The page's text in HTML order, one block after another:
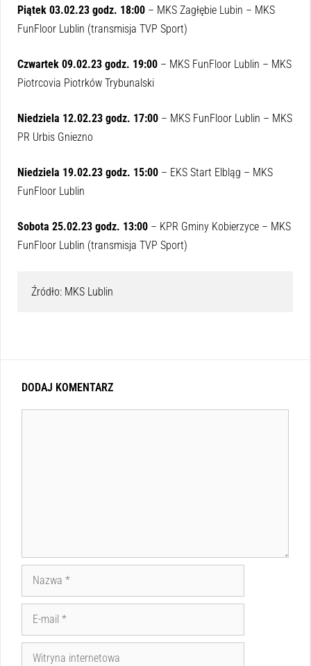
Piątek 03.02.23 godz. 18:00 – MKS Zagłębie Lubin – MKS
FunFloor Lublin (transmisja TVP Sport)
Czwartek 09.02.23 godz. 19:00 – MKS FunFloor Lublin – MKS
Piotrcovia Piotrków Trybunalski
Niedziela 12.02.23 godz. 17:00 – MKS FunFloor Lublin – MKS
PR Urbis Gniezno
Niedziela 19.02.23 godz. 15:00 – EKS Start Elbląg – MKS
FunFloor Lublin
Sobota 25.02.23 godz. 13:00 – KPR Gminy Kobierzyce – MKS
FunFloor Lublin (transmisja TVP Sport)
Źródło: MKS Lublin
DODAJ KOMENTARZ